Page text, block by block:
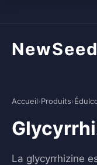
NewSeed
Accueil›Produits›
La glycyrrhizine